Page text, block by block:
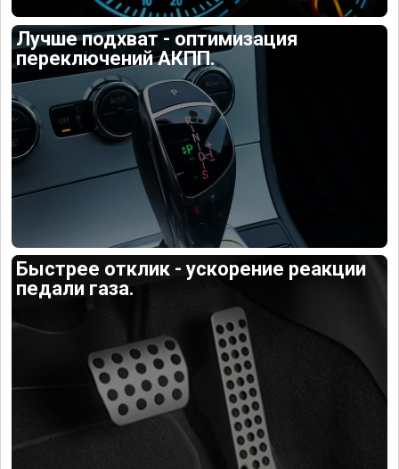
Лучше подхват - оптимизация
переключений АКПП.
Быстрее отклик - ускорение реакции
педали газа.